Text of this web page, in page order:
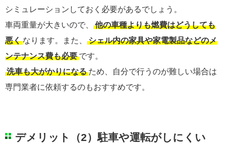
シミュレーションしておく必要があるでしょう。
車両重量が大きいので、
他の車種よりも燃費はどうしても
悪く なります。また、
シェル内の家具や家電製品などのメ
ンテナンス費も必要 です。
洗車も大がかりになる ため、自分で行うのが難しい場合は
専門業者に依頼するのもおすすめです。
デメリット（2）駐車や運転がしにくい